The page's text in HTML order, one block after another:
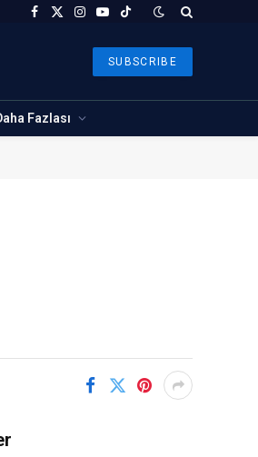
Facebook
X
Instagram
YouTubeTikTok
SUBSCRIBE
Fazlası